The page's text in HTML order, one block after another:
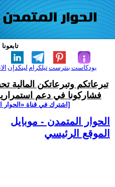
لينكدإن تيلكرامبنترست بودكاست
تبرعاتكم وتبرعاتكن المالية
فشاركونا في دعم
[اشترك في قناة ‫«الحوار
الحوار المتمدن - موبايل
الموقع الرئيسي